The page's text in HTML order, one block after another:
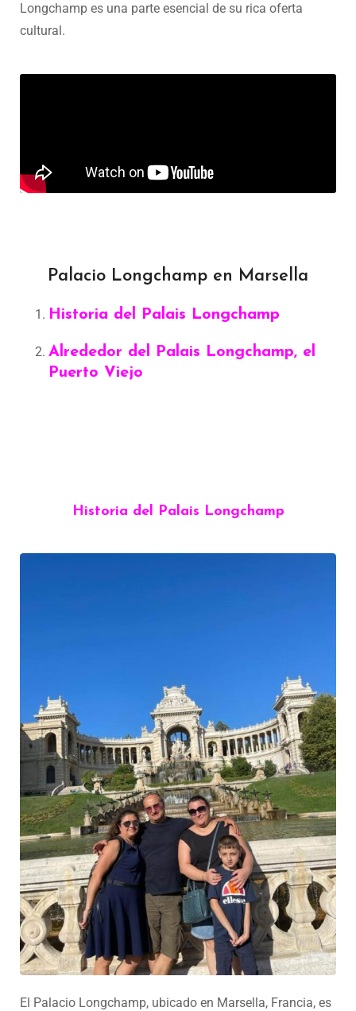
Longchamp es una parte esencial de su rica oferta
cultural.
Palacio Longchamp en Marsella
Historia del Palais Longchamp
Alrededor del Palais Longchamp, el
Puerto Viejo
Historia del Palais Longchamp
El Palacio Longchamp, ubicado en Marsella, Francia, es